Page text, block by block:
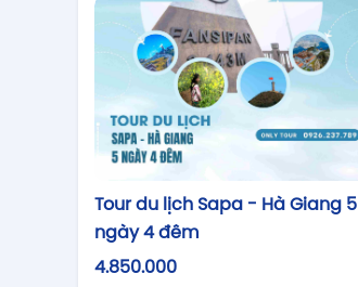
Tour du lịch Sapa - Hà Giang 5
ngày 4 đêm
4.850.000